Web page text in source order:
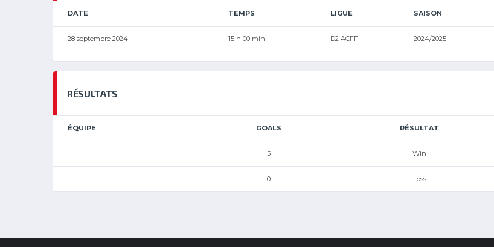
DATE TEMPS LIGUE SAISON
28 septembre 2024 15 h 00 min D2 ACFF 2024/2025
RÉSULTATS
ÉQUIPE GOALS RÉSULTAT
5 Win
0 Loss